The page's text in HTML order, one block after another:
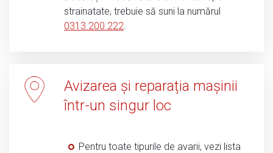
strainatate, trebuie să suni la numărul
0313.200.222.
Avizarea și reparația mașinii
într-un singur loc
Pentru toate tipurile de avarii, vezi lista